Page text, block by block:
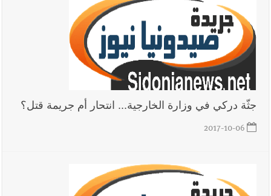
الأرض وتُهدده الحرب؟ | علي شعيتو إبن بلدة الطيري ووعده بالعودة
لزراعة الزعتر بعدما أبعده القصف الإسرائيلي عن أرضه
أخبار لبنان قراءات ومستجدات ومواقف في لبنان والمنطقة -
الجمعة 7-8-2026: مفاوضات متعثّرة في روما؟ | عون: علينا
الاستمرار بمسار التفاوض؟ واشنطن لتل أبيب: الحزب لم يخرق؟ |
فضيحة نقص السلاح تكبر؟ إيران - عمان : اتفاق هرمز على السكة ؟
أخبار لبنان
جثّة دركي في وزارة الخارجية... انتحار أم جريمة قتل؟
2017-10-06